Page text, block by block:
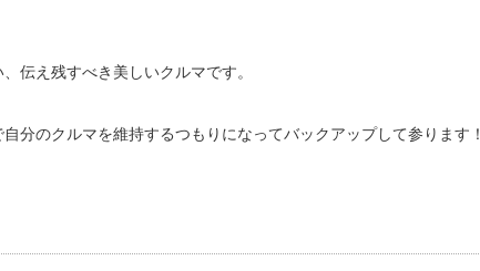
伝え残すべき美しいクルマです。
分のクルマを維持するつもりになってバックアップして参ります！